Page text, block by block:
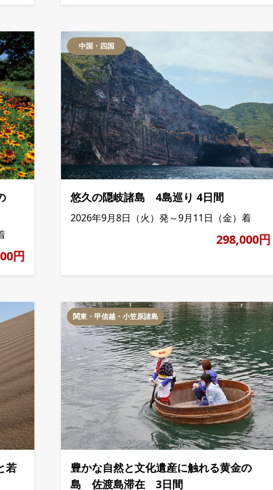
円
中国・四国
悠久の隠岐諸島 4島巡り 4日間
2026年9月8日（火）発～9月11日（金）着
298,000円
若
関東・甲信越・小笠原諸島
豊かな自然と文化遺産に触れる黄金の
島 佐渡島滞在 3日間